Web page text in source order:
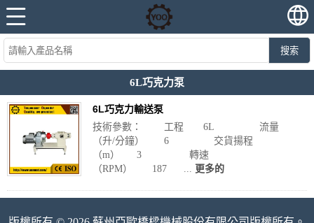
搜索
6L巧克力泵
6L巧克力輸送泵
技術參數： 工程 6L 流量
（升/分鐘） 6 交貨揚程
（m） 3 轉速
（RPM） 187 ... 更多的